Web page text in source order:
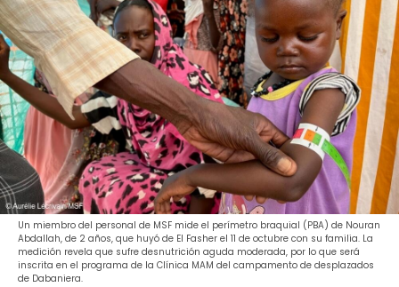
Un miembro del personal de MSF mide el perímetro braquial (PBA) de Nouran
Abdallah, de 2 años, que huyó de El Fasher el 11 de octubre con su familia. La
medición revela que sufre desnutrición aguda moderada, por lo que será
inscrita en el programa de la Clínica MAM del campamento de desplazados
de Dabaniera.